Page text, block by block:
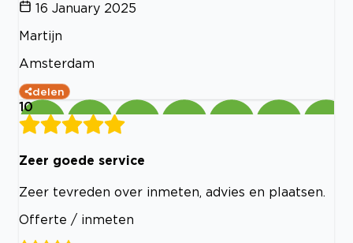
16 January 2025
Martijn
Amsterdam
delen
10
Zeer goede service
Zeer tevreden over inmeten, advies en plaatsen.
Offerte / inmeten